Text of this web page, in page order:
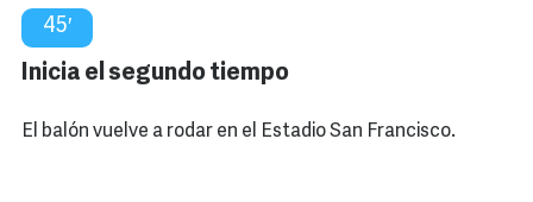
45′
Inicia el segundo tiempo
El balón vuelve a rodar en el Estadio San Francisco.